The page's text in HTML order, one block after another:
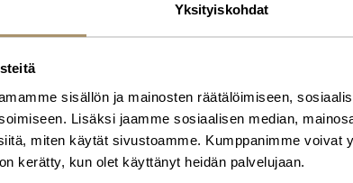
Yksityiskohdat
sisällön ja mainosten räätälöimiseen,
Lisäksi jaamme sosiaalisen median,
miten käytät sivustoamme. Kumppanimme voivat
kerätty, kun olet käyttänyt heidän palvelujaan.